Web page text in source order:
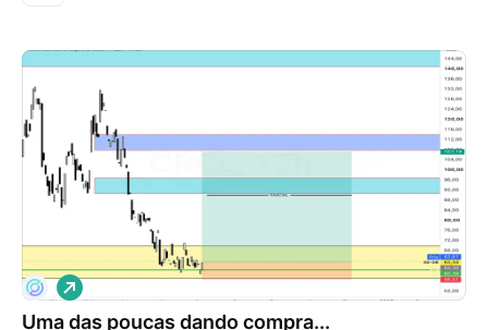
Uma das poucas dando compra...
V
i
é